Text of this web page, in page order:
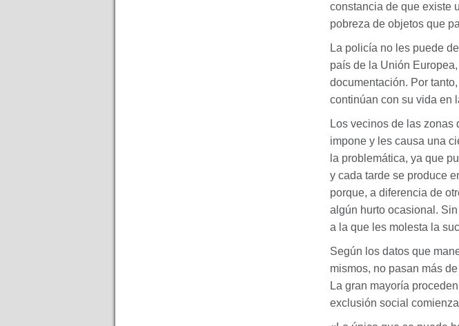
constancia de que existe
pobreza de objetos que
La policía no les puede
país de la Unión
documentación. Por
continúan con su vida en
Los vecinos de las
impone y les causa una
la problemática, ya que
y cada tarde se produce
porque, a diferencia de
algún hurto ocasional.
a la que les molesta la
Según los datos que
mismos, no pasan más
La gran mayoría
exclusión social